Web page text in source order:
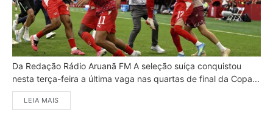
Da Redação Rádio Aruanã FM A seleção suíça conquistou
nesta terça-feira a última vaga nas quartas de final da Copa...
LEIA MAIS